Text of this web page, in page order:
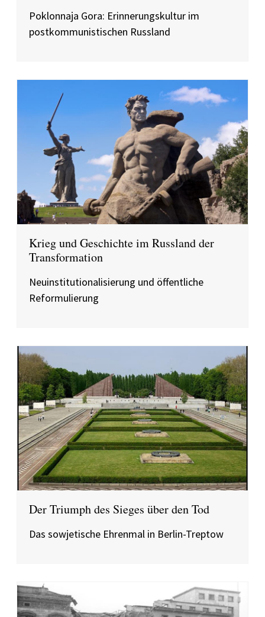
Poklonnaja Gora: Erinnerungskultur im
postkommunistischen Russland
Krieg und Geschichte im Russland der
Transformation
Neuinstitutionalisierung und öffentliche
Reformulierung
Der Triumph des Sieges über den Tod
Das sowjetische Ehrenmal in Berlin-Treptow